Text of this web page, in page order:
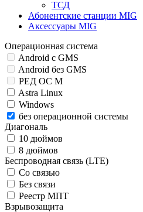
ТСД
Абонентские станции MIG
Аксессуары MIG
Операционная система
Android c GMS
Android без GMS
РЕД ОС М
Astra Linux
Windows
без операционной системы
Диагональ
10 дюймов
8 дюймов
Беспроводная связь (LTE)
Со связью
Без связи
Реестр МПТ
Взрывозащита